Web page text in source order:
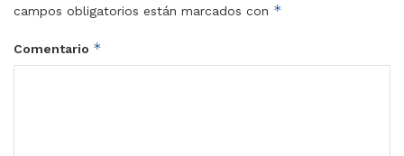
campos obligatorios están marcados con *
Comentario *